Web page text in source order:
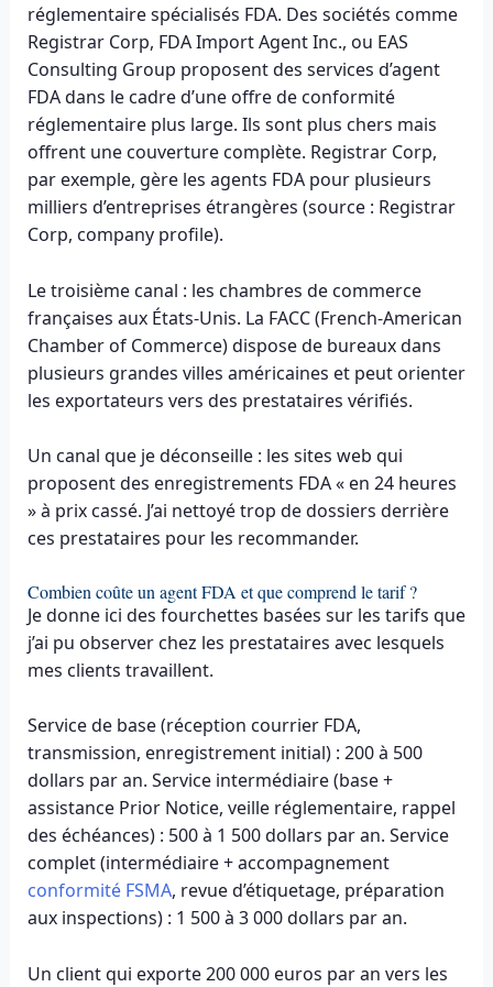
réglementaire spécialisés FDA. Des sociétés comme
Registrar Corp, FDA Import Agent Inc., ou EAS
Consulting Group proposent des services d’agent
FDA dans le cadre d’une offre de conformité
réglementaire plus large. Ils sont plus chers mais
offrent une couverture complète. Registrar Corp,
par exemple, gère les agents FDA pour plusieurs
milliers d’entreprises étrangères (source : Registrar
Corp, company profile).
Le troisième canal : les chambres de commerce
françaises aux États-Unis. La FACC (French-American
Chamber of Commerce) dispose de bureaux dans
plusieurs grandes villes américaines et peut orienter
les exportateurs vers des prestataires vérifiés.
Un canal que je déconseille : les sites web qui
proposent des enregistrements FDA « en 24 heures
» à prix cassé. J’ai nettoyé trop de dossiers derrière
ces prestataires pour les recommander.
Combien coûte un agent FDA et que comprend le tarif ?
Je donne ici des fourchettes basées sur les tarifs que
j’ai pu observer chez les prestataires avec lesquels
mes clients travaillent.
Service de base (réception courrier FDA,
transmission, enregistrement initial) : 200 à 500
dollars par an. Service intermédiaire (base +
assistance Prior Notice, veille réglementaire, rappel
des échéances) : 500 à 1 500 dollars par an. Service
complet (intermédiaire + accompagnement
conformité FSMA, revue d’étiquetage, préparation
aux inspections) : 1 500 à 3 000 dollars par an.
Un client qui exporte 200 000 euros par an vers les